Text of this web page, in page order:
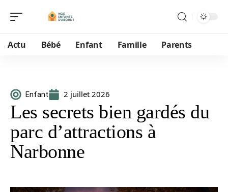
Actu Bébé Enfant Famille Parents
Enfant 2 juillet 2026
Les secrets bien gardés du
parc d’attractions à
Narbonne